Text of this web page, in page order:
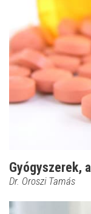
Gyógyszerek,
Dr. Oroszi Tamás